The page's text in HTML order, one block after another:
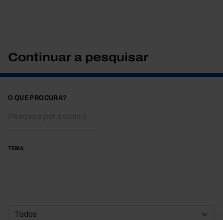
Continuar a pesquisar
O QUE PROCURA?
TEMA